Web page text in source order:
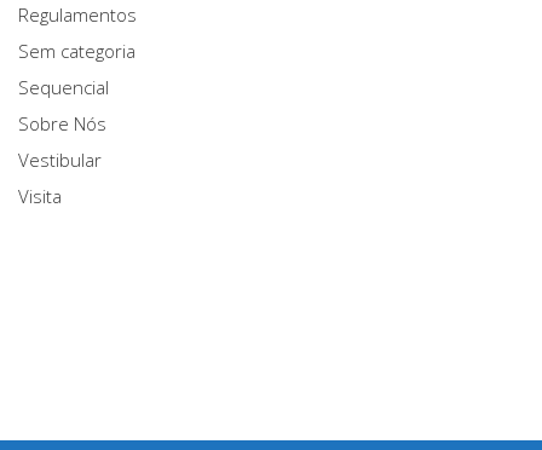
Regulamentos
Sem categoria
Sequencial
Sobre Nós
Vestibular
Visita